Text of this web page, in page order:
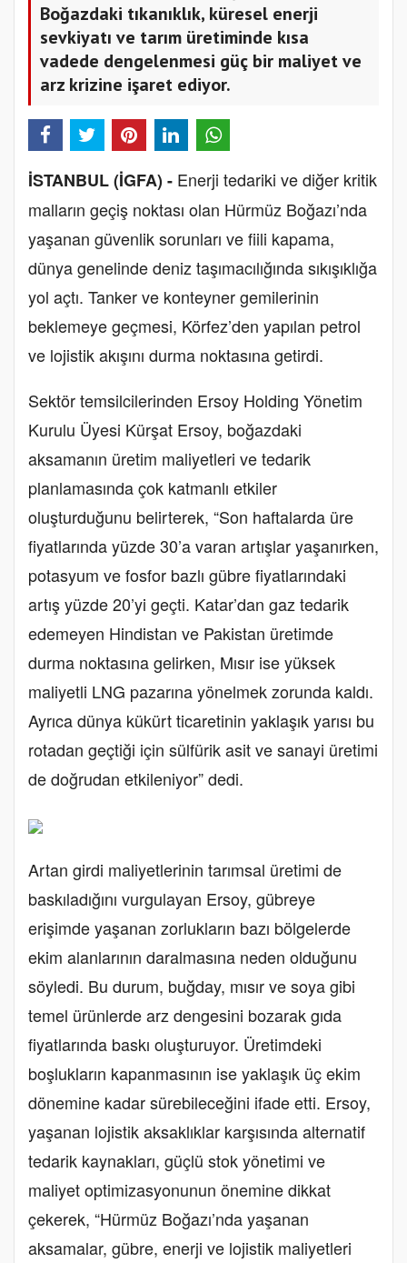
Boğazdaki tıkanıklık, küresel enerji
sevkiyatı ve tarım üretiminde kısa
vadede dengelenmesi güç bir maliyet ve
arz krizine işaret ediyor.
İSTANBUL (İGFA) - Enerji tedariki ve diğer kritik
malların geçiş noktası olan Hürmüz Boğazı’nda
yaşanan güvenlik sorunları ve fiili kapama,
dünya genelinde deniz taşımacılığında sıkışıklığa
yol açtı. Tanker ve konteyner gemilerinin
beklemeye geçmesi, Körfez’den yapılan petrol
ve lojistik akışını durma noktasına getirdi.
Sektör temsilcilerinden Ersoy Holding Yönetim
Kurulu Üyesi Kürşat Ersoy, boğazdaki
aksamanın üretim maliyetleri ve tedarik
planlamasında çok katmanlı etkiler
oluşturduğunu belirterek, “Son haftalarda üre
fiyatlarında yüzde 30’a varan artışlar yaşanırken,
potasyum ve fosfor bazlı gübre fiyatlarındaki
artış yüzde 20’yi geçti. Katar’dan gaz tedarik
edemeyen Hindistan ve Pakistan üretimde
durma noktasına gelirken, Mısır ise yüksek
maliyetli LNG pazarına yönelmek zorunda kaldı.
Ayrıca dünya kükürt ticaretinin yaklaşık yarısı bu
rotadan geçtiği için sülfürik asit ve sanayi üretimi
de doğrudan etkileniyor” dedi.
Artan girdi maliyetlerinin tarımsal üretimi de
baskıladığını vurgulayan Ersoy, gübreye
erişimde yaşanan zorlukların bazı bölgelerde
ekim alanlarının daralmasına neden olduğunu
söyledi. Bu durum, buğday, mısır ve soya gibi
temel ürünlerde arz dengesini bozarak gıda
fiyatlarında baskı oluşturuyor. Üretimdeki
boşlukların kapanmasının ise yaklaşık üç ekim
dönemine kadar sürebileceğini ifade etti. Ersoy,
yaşanan lojistik aksaklıklar karşısında alternatif
tedarik kaynakları, güçlü stok yönetimi ve
maliyet optimizasyonunun önemine dikkat
çekerek, “Hürmüz Boğazı’nda yaşanan
aksamalar, gübre, enerji ve lojistik maliyetleri